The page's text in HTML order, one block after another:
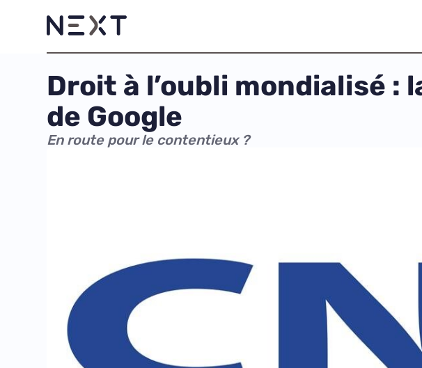
Droit à l’oubli mondialisé
de Google
En route pour le contentieux ?